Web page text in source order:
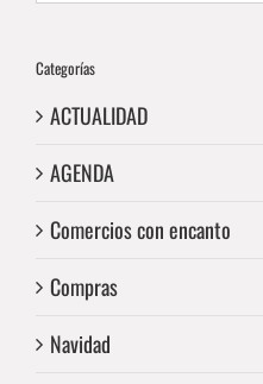
Categorías
ACTUALIDAD
AGENDA
Comercios con encanto
Compras
Navidad